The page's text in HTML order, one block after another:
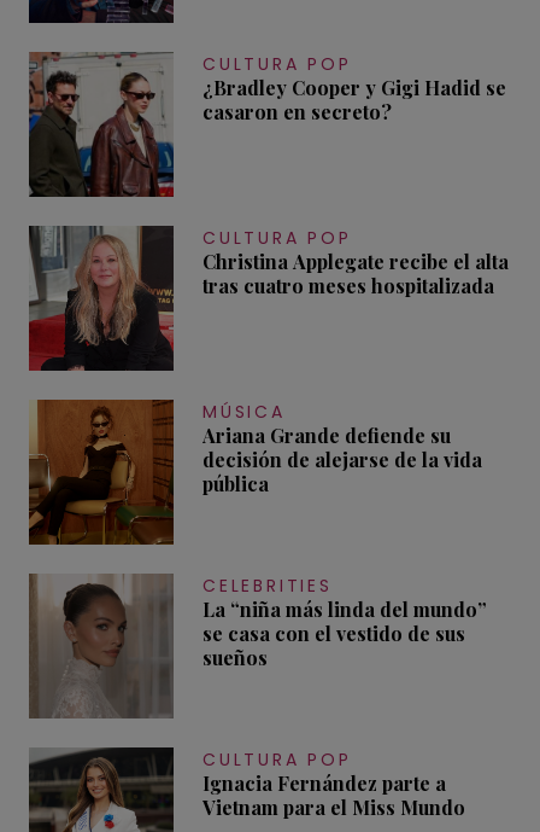
CULTURA POP
¿Bradley Cooper y Gigi Hadid se
casaron en secreto?
CULTURA POP
Christina Applegate recibe el alta
tras cuatro meses hospitalizada
MÚSICA
Ariana Grande defiende su
decisión de alejarse de la vida
pública
CELEBRITIES
La “niña más linda del mundo”
se casa con el vestido de sus
sueños
CULTURA POP
Ignacia Fernández parte a
Vietnam para el Miss Mundo